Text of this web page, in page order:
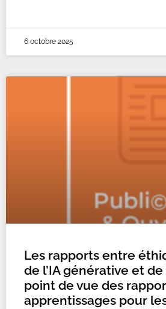
6 octobre 2025
Les rapports entre
de l’IA générative et
point de vue des
apprentissages pour